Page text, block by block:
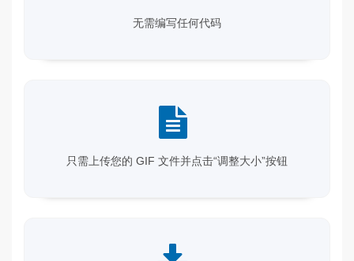
无需编写任何代码
只需上传您的 GIF 文件并点击“调整大小”按钮